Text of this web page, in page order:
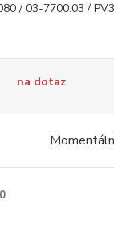
/ 03-7700.03 /
na dotaz